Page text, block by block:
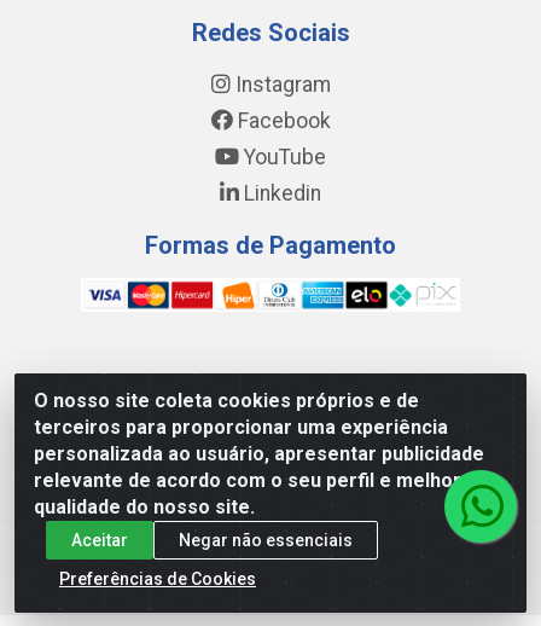
O nosso site coleta cookies próprios e de
terceiros para proporcionar uma experiência
personalizada ao usuário, apresentar publicidade
relevante de acordo com o seu perfil e melhorar a
qualidade do nosso site.
Aceitar
Negar não essenciais
Preferências de Cookies
Redes Sociais
Instagram
Facebook
YouTube
Linkedin
Formas de Pagamento
WING DISTRIBUIDORA COMÉRCIO E LOGÍSTICA DE MATERIAL
DE CONSTRUÇÕES LTDA - AV. DA INTEGRAÇÃO, 790 -
PATRÍCIA GOMES, CAUCAIA/CE - CEP 61.604-505 - CNPJ
17.523.384/0001-20